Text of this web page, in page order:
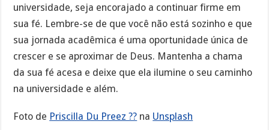
universidade, seja encorajado a continuar firme em
sua fé. Lembre-se de que você não está sozinho e que
sua jornada acadêmica é uma oportunidade única de
crescer e se aproximar de Deus. Mantenha a chama
da sua fé acesa e deixe que ela ilumine o seu caminho
na universidade e além.
Foto de Priscilla Du Preez ?? na Unsplash